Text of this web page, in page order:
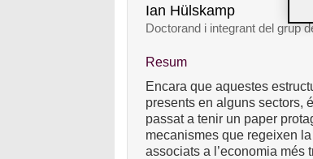
Ian Hülskamp
Doctorand i integrant del grup
Resum
Encara que aquestes
presents en alguns sectors,
passat a tenir un paper
mecanismes que regeixen
associats a l’economia més